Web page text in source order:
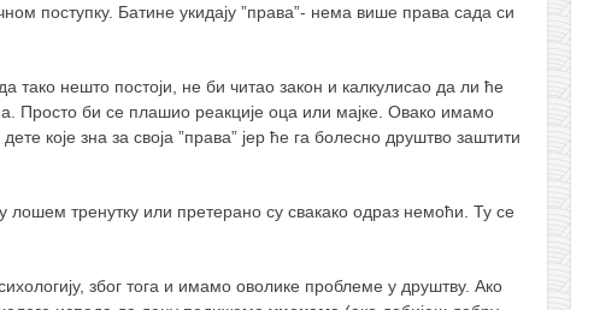
поступку. Батине укидају ”права”- нема више права сада си
тако нешто постоји, не би читао закон и калкулисао да ли ће
Просто би се плашио реакције оца или мајке. Овако имамо
које зна за своја ”права” јер ће га болесно друштво заштити
лошем тренутку или претерано су свакако одраз немоћи. Ту се
због тога и имамо оволике проблеме у друштву. Ако